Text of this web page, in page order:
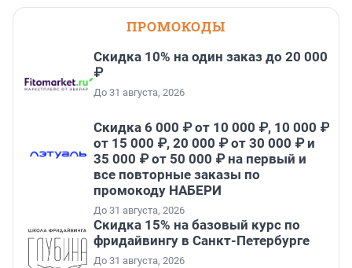
ПРОМОКОДЫ
Скидка 10% на один заказ до 20 000
₽
До 31 августа, 2026
Скидка 6 000 ₽ от 10 000 ₽, 10 000 ₽
от 15 000 ₽, 20 000 ₽ от 30 000 ₽ и
35 000 ₽ от 50 000 ₽ на первый и
все повторные заказы по
промокоду НАБЕРИ
До 31 августа, 2026
Скидка 15% на базовый курс по
фридайвингу в Санкт-Петербурге
До 31 августа, 2026